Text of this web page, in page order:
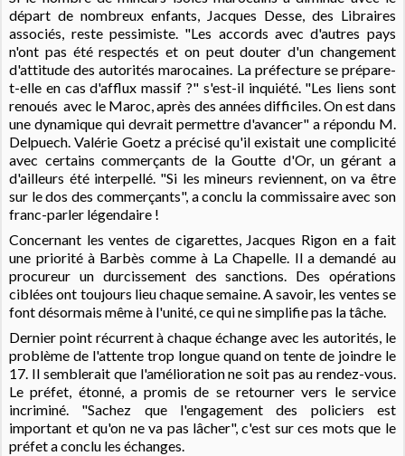
départ de nombreux enfants, Jacques Desse, des Libraires
associés, reste pessimiste. "Les accords avec d'autres pays
n'ont pas été respectés et on peut douter d'un changement
d'attitude des autorités marocaines. La préfecture se prépare-
t-elle en cas d'afflux massif ?" s'est-il inquiété. "Les liens sont
renoués avec le Maroc, après des années difficiles. On est dans
une dynamique qui devrait permettre d'avancer" a répondu M.
Delpuech. Valérie Goetz a précisé qu'il existait une complicité
avec certains commerçants de la Goutte d'Or, un gérant a
d'ailleurs été interpellé. "Si les mineurs reviennent, on va être
sur le dos des commerçants", a conclu la commissaire avec son
franc-parler légendaire !
Concernant les ventes de cigarettes, Jacques Rigon en a fait
une priorité à Barbès comme à La Chapelle. Il a demandé au
procureur un durcissement des sanctions. Des opérations
ciblées ont toujours lieu chaque semaine. A savoir, les ventes se
font désormais même à l'unité, ce qui ne simplifie pas la tâche.
Dernier point récurrent à chaque échange avec les autorités, le
problème de l'attente trop longue quand on tente de joindre le
17. Il semblerait que l'amélioration ne soit pas au rendez-vous.
Le préfet, étonné, a promis de se retourner vers le service
incriminé. "Sachez que l'engagement des policiers est
important et qu'on ne va pas lâcher", c'est sur ces mots que le
préfet a conclu les échanges.